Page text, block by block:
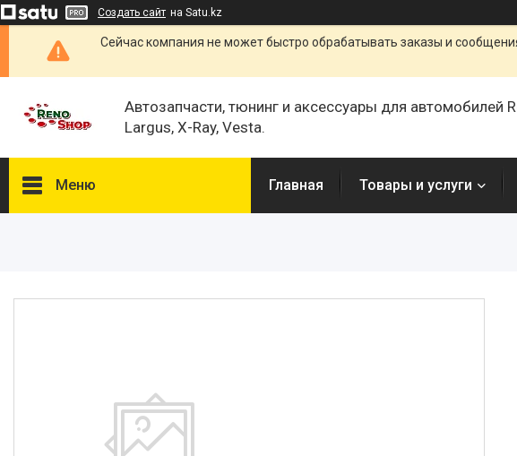
Создать сайт на Satu.kz
Сейчас компания не может быстро обрабатывать заказы и
Автозапчасти, тюнинг и аксессуары для автомобилей
Largus, X-Ray, Vesta.
Меню Главная Товары и услуги